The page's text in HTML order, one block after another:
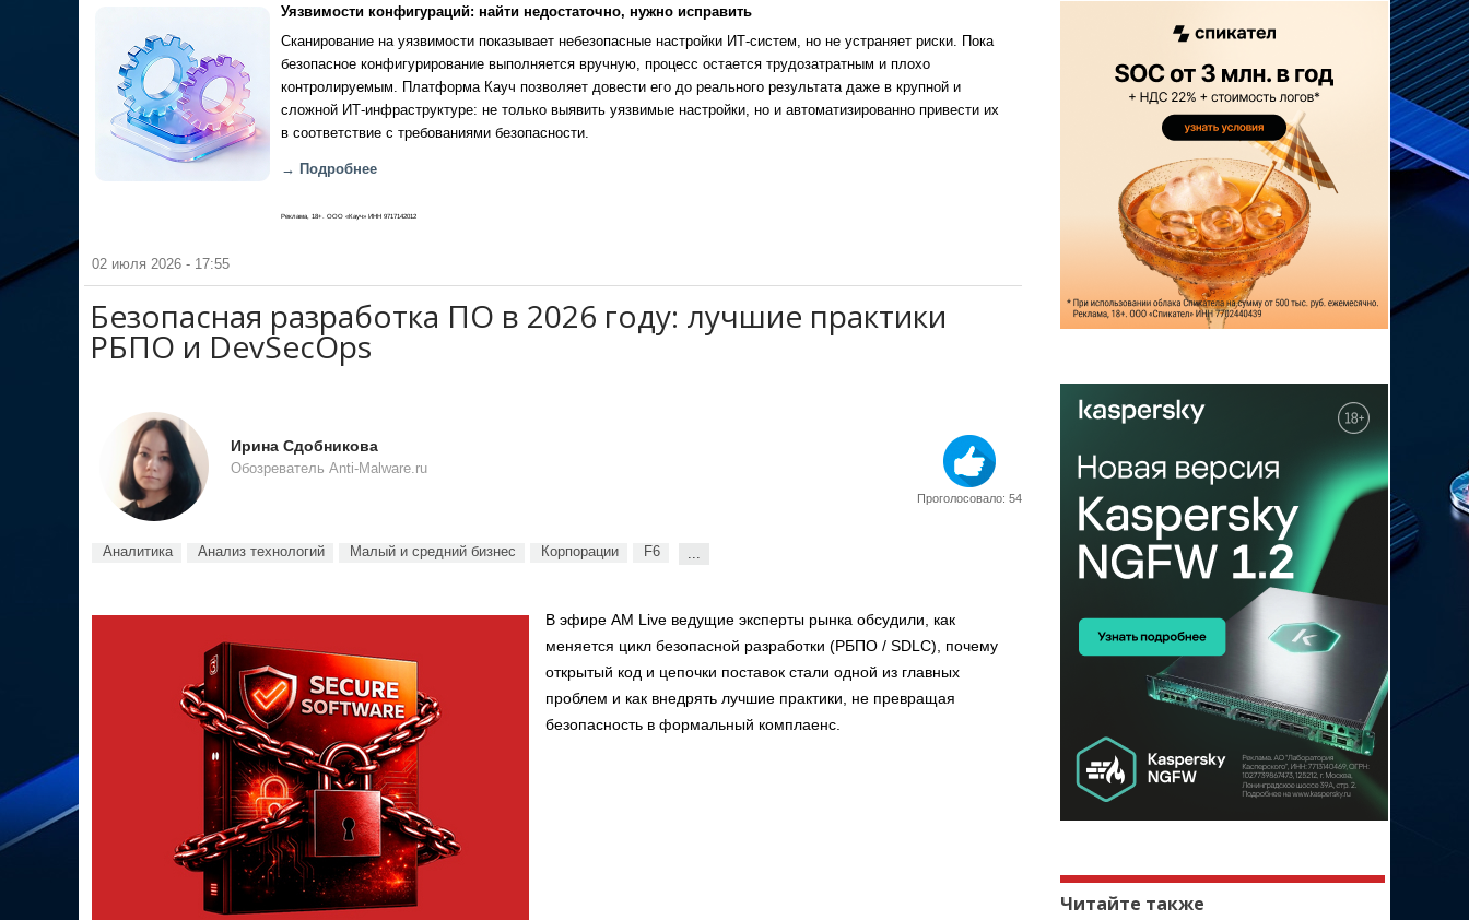
Уязвимости конфигураций: найти недостаточно, нужно исправить
Сканирование на уязвимости показывает небезопасные настройки ИТ-систем, но не устраняет риски. Пока
безопасное конфигурирование выполняется вручную, процесс остается трудозатратным и плохо
контролируемым. Платформа Кауч позволяет довести его до реального результата даже в крупной и
сложной ИТ-инфраструктуре: не только выявить уязвимые настройки, но и автоматизированно привести их
в соответствие с требованиями безопасности.
→ Подробнее
Реклама, 18+. ООО «Кауч» ИНН 9717142012
02 июля 2026 - 17:55
Безопасная разработка ПО в 2026 году: лучшие практики
РБПО и DevSecOps
Ирина Сдобникова
Обозреватель Anti-Malware.ru
Проголосовало: 54
Аналитика Анализ технологий Малый и средний бизнес Корпорации F6 ...
В эфире AM Live ведущие эксперты рынка обсудили, как
меняется цикл безопасной разработки (РБПО / SDLC), почему
открытый код и цепочки поставок стали одной из главных
проблем и как внедрять лучшие практики, не превращая
безопасность в формальный комплаенс.
Читайте также